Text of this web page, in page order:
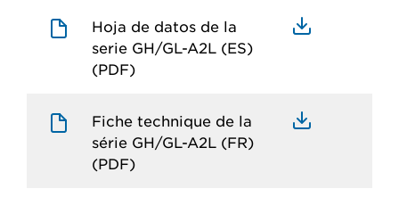
Hoja de datos de la
serie GH/GL-A2L (ES)
(PDF)
Fiche technique de la
série GH/GL-A2L (FR)
(PDF)